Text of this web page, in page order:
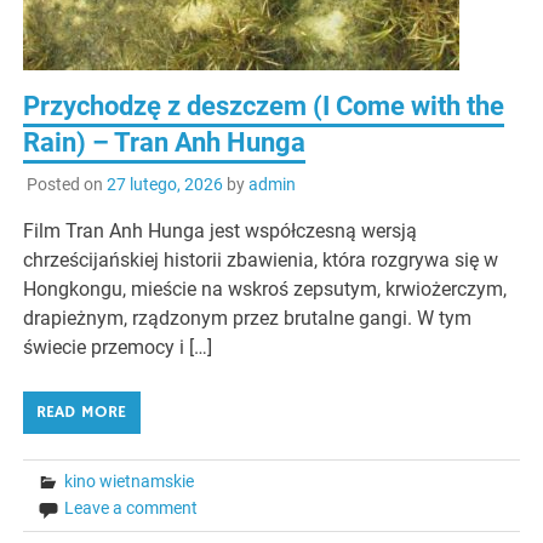
Przychodzę z deszczem (I Come with the
Rain) – Tran Anh Hunga
Posted on 27 lutego, 2026byadmin
Film Tran Anh Hunga jest współczesną wersją
chrześcijańskiej historii zbawienia, która rozgrywa się w
Hongkongu, mieście na wskroś zepsutym, krwiożerczym,
drapieżnym, rządzonym przez brutalne gangi. W tym
świecie przemocy i […]
READ MORE
kino wietnamskie
Leave a comment